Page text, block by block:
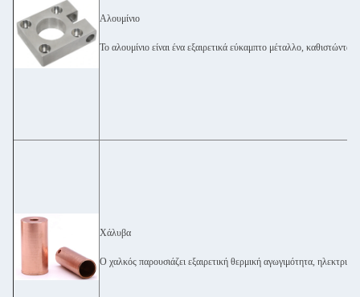
Αλουμίνιο
Το αλουμίνιο είναι ένα εξαιρετικά εύκαμπτο μέταλλο,
Χάλυβα
Ο χαλκός παρουσιάζει εξαιρετική θερμική αγωγιμότητα,